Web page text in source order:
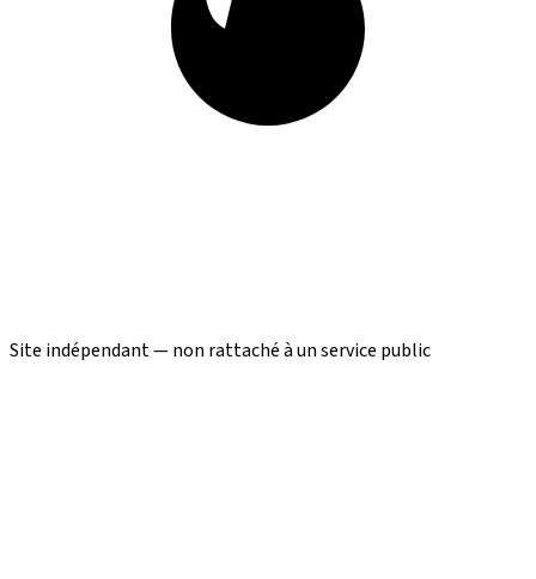
Site indépendant — non rattaché à un service public